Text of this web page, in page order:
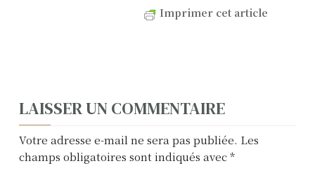
Imprimer cet article
N
a
v
LAISSER UN COMMENTAIRE
Votre adresse e-mail ne sera pas publiée. Les
champs obligatoires sont indiqués avec*